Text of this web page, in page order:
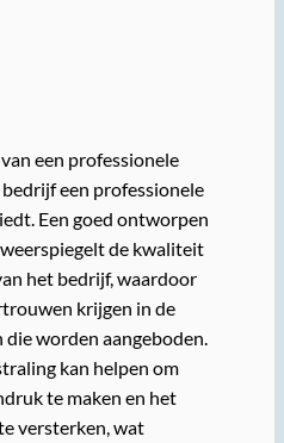
een professionele
een professionele
Een goed ontworpen
de kwaliteit
het bedrijf, waardoor
krijgen in de
worden aangeboden.
kan helpen om
te maken en het
versterken, wat